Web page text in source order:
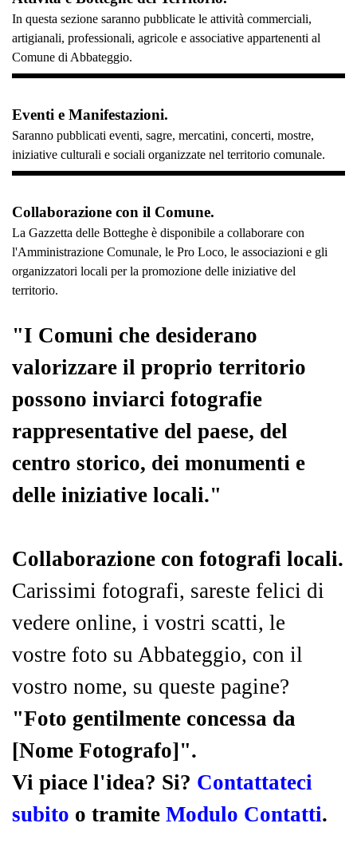
In questa sezione saranno pubblicate le attività commerciali,
artigianali, professionali, agricole e associative appartenenti al
Comune di Abbateggio.
Eventi e Manifestazioni.
Saranno pubblicati eventi, sagre, mercatini, concerti, mostre,
iniziative culturali e sociali organizzate nel territorio comunale.
Collaborazione con il Comune.
La Gazzetta delle Botteghe è disponibile a collaborare con
l'Amministrazione Comunale, le Pro Loco, le associazioni e gli
organizzatori locali per la promozione delle iniziative del
territorio.
"I Comuni che desiderano
valorizzare il proprio territorio
possono inviarci fotografie
rappresentative del paese, del
centro storico, dei monumenti e
delle iniziative locali."
Collaborazione con fotografi locali.
Carissimi fotografi, sareste felici di
vedere online, i vostri scatti, le
vostre foto su Abbateggio, con il
vostro nome, su queste pagine?
"Foto gentilmente concessa da
[Nome Fotografo]".
Vi piace l'idea? Si? Contattateci
subito o tramite Modulo Contatti.